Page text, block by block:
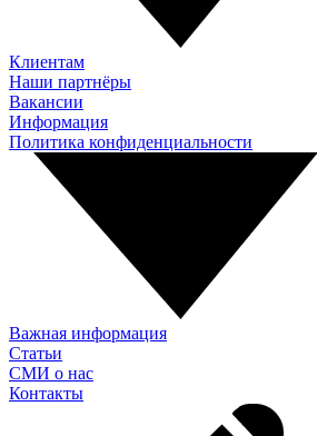
Клиентам
Наши партнёры
Вакансии
Информация
Политика конфиденциальности
Важная информация
Статьи
СМИ о нас
Контакты